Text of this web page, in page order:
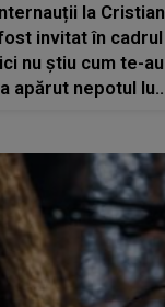
la Cristian
invitat în cadrul
nu știu cum te-au
apărut nepotul lui